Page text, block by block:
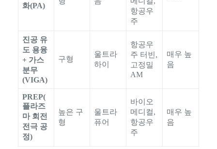
화(PA)
항공우
주
진공 유
도 용융
+ 가스
분무
(VIGA)
구형
울트라
하이
항공우
주 터빈,
고정밀
AM
매우 높
음
PREP(
플라즈
마 회전
전극 공
정)
높은 구
형
울트라
퓨어
바이오
메디컬,
항공우
주
매우 높
음